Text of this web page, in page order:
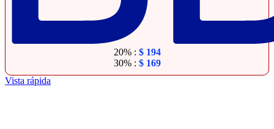
20% : $194
30% : $169
Vista rápida